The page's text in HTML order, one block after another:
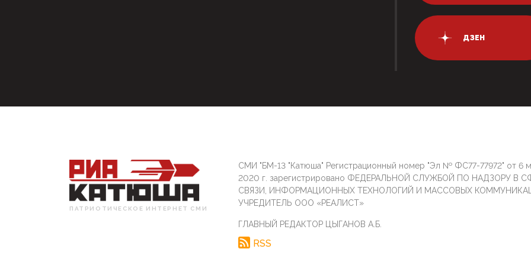
ДЗЕН
ПАТРИОТИЧЕСКОЕ ИНТЕРНЕТ СМИ
СМИ "БМ-13 "Катюша" Регистрационный номер "Эл № ФС77-77972" от 6
2020 г. зарегистрировано ФЕДЕРАЛЬНОЙ СЛУЖБОЙ ПО НАДЗОРУ В
СВЯЗИ, ИНФОРМАЦИОННЫХ ТЕХНОЛОГИЙ И МАССОВЫХ
УЧРЕДИТЕЛЬ ООО «РЕАЛИСТ»
ГЛАВНЫЙ РЕДАКТОР ЦЫГАНОВ А.Б.
RSS